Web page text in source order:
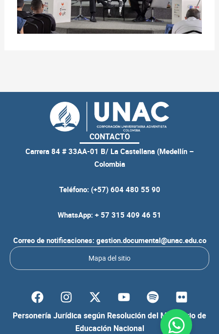
CONTACTO
Carrera 84 # 33AA-01 B/ La Castellana (Medellín –
Colombia
Teléfono: (+57) 604 480 55 90
WhatsApp: + 57 315 409 46 51
Correo de notificaciones: gestion.documental@unac.edu.co
Mapa del sitio
Personería Jurídica según Resolución del Ministerio de
Educación Nacional
F
a
c
I
n
s
Y
o
u
t
S
p
o
F
l
i
c